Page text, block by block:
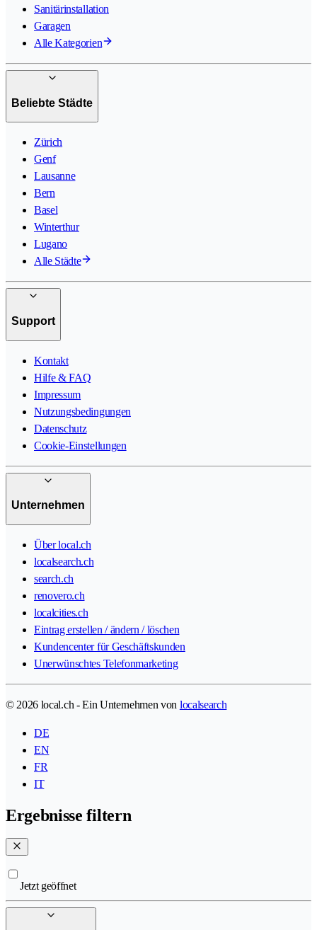
Sanitärinstallation
Garagen
Alle Kategorien
Beliebte Städte
Zürich
Genf
Lausanne
Bern
Basel
Winterthur
Lugano
Alle Städte
Support
Kontakt
Hilfe & FAQ
Impressum
Nutzungsbedingungen
Datenschutz
Cookie-Einstellungen
Unternehmen
Über local.ch
localsearch.ch
search.ch
renovero.ch
localcities.ch
Eintrag erstellen / ändern / löschen
Kundencenter für Geschäftskunden
Unerwünschtes Telefonmarketing
© 2026 local.ch - Ein Unternehmen von localsearch
DE
EN
FR
IT
Ergebnisse filtern
Jetzt geöffnet